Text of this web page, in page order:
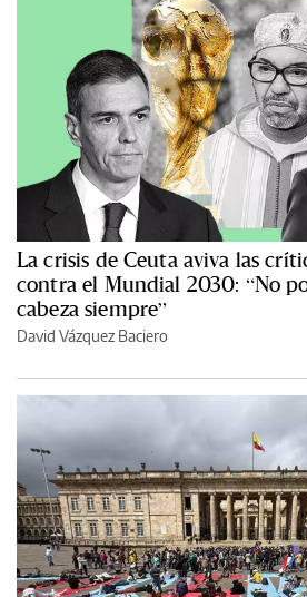
La crisis de Ceuta aviva las
contra el Mundial 2030: “No
cabeza siempre”
David Vázquez Baciero